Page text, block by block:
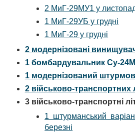
2 МиГ-29МУ1 у
1 МиГ-29УБ у грудні
1 МиГ-29 у грудні
2 модернізовані
1 бомбардувальник Су-24М
1 модернізований
2 військово-транспортних
3 військово-транспортні
1 штурманський
березні